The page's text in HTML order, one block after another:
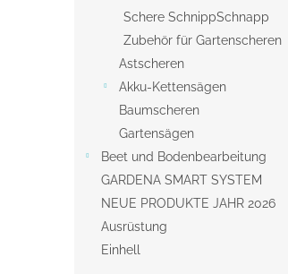
Schere SchnippSchnapp
Zubehör für Gartenscheren
Astscheren
Akku-Kettensägen
Baumscheren
Gartensägen
Beet und Bodenbearbeitung
GARDENA SMART SYSTEM
NEUE PRODUKTE JAHR 2026
Ausrüstung
Einhell